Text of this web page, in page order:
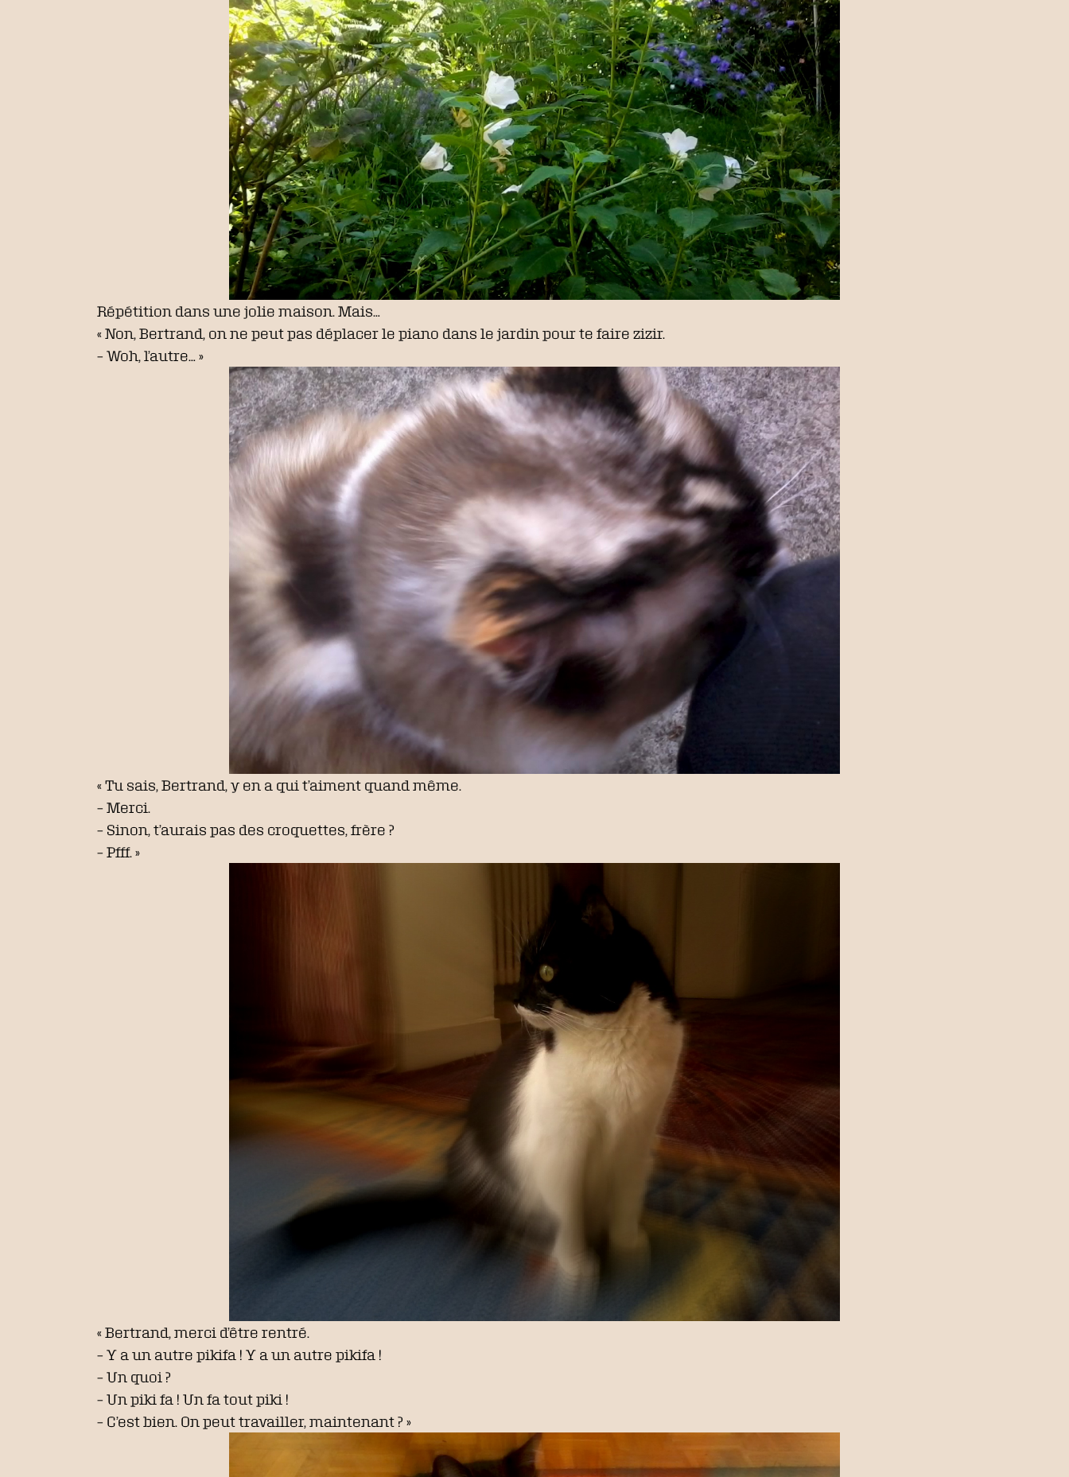
Répétition dans une jolie maison. Mais…
« Non, Bertrand, on ne peut pas déplacer le piano dans le jardin pour te faire zizir.
– Woh, l’autre… »
« Tu sais, Bertrand, y en a qui t’aiment quand même.
– Merci.
– Sinon, t’aurais pas des croquettes, frère ?
– Pfff. »
« Bertrand, merci d’être rentré.
– Y a un autre pikifa ! Y a un autre pikifa !
– Un quoi ?
– Un piki fa ! Un fa tout piki !
– C’est bien. On peut travailler, maintenant ? »